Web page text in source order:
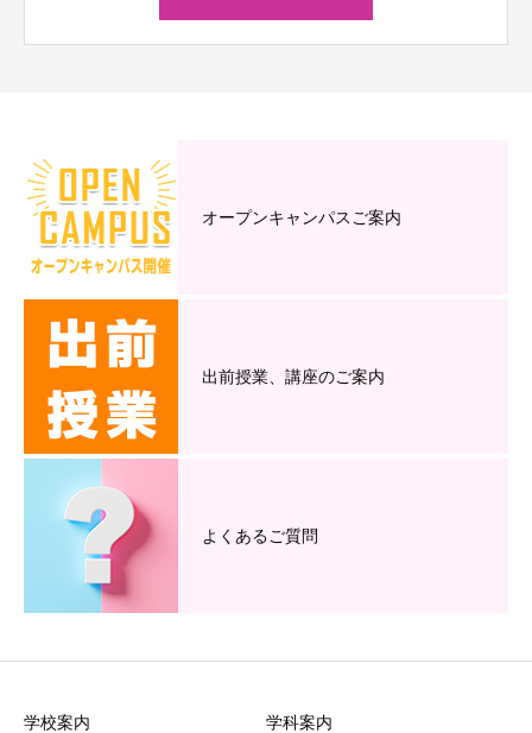
オープンキャンパスご案内
出前授業、講座のご案内
よくあるご質問
学校案内 学科案内